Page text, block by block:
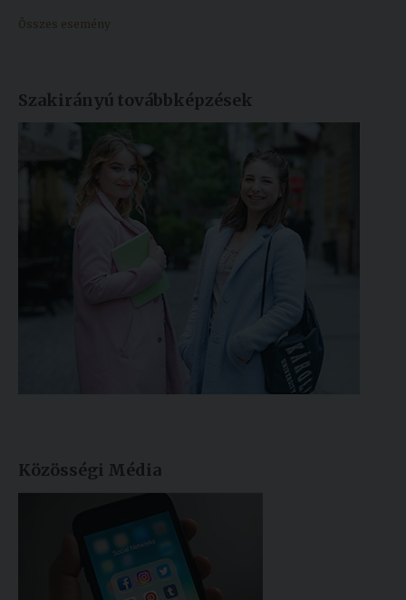
Összes esemény
Szakirányú továbbképzések
Közösségi Média